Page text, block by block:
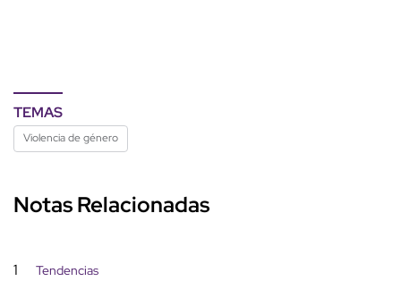
TEMAS
Violencia de género
Notas Relacionadas
1 Tendencias